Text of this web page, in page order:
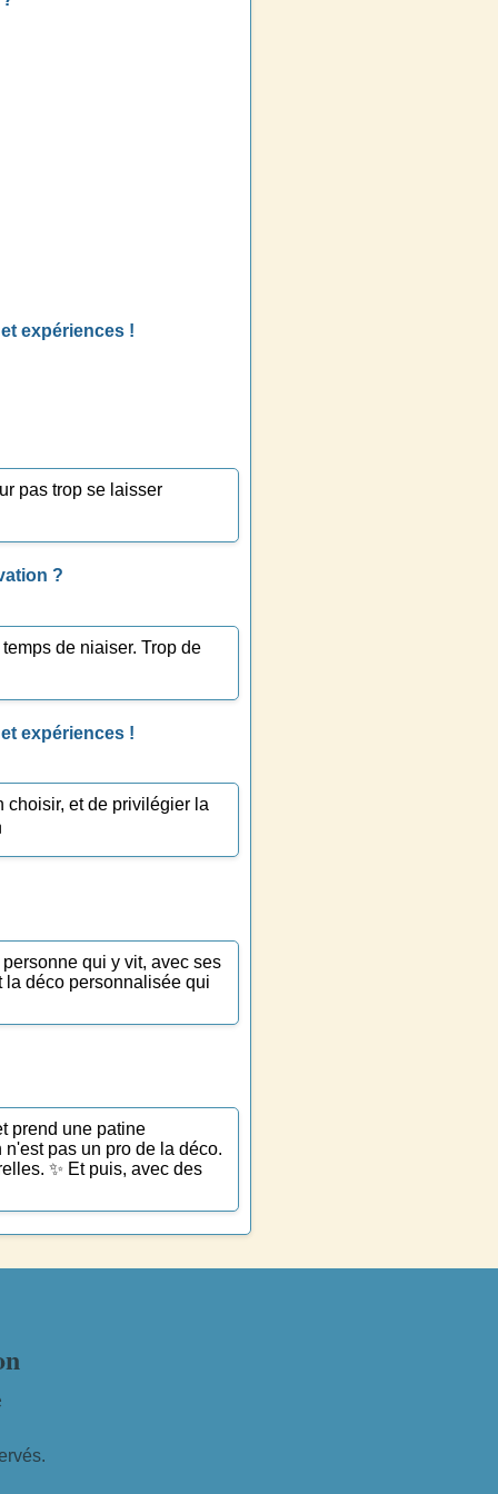
expériences !
pas trop se laisser
?
de niaiser. Trop de
expériences !
choisir, et de privilégier la
qui y vit, avec ses
déco personnalisée qui
prend une patine
pas un pro de la déco.
✨ Et puis, avec des